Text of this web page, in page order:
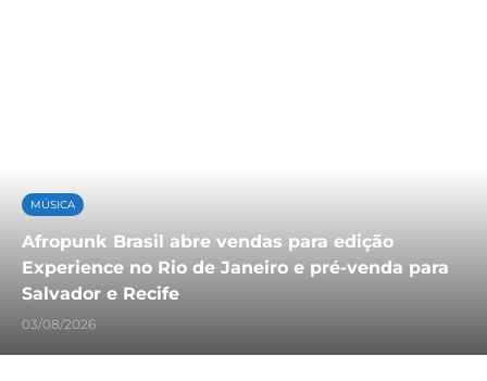
MÚSICA
Afropunk Brasil abre vendas para edição
Experience no Rio de Janeiro e pré-venda para
Salvador e Recife
03/08/2026